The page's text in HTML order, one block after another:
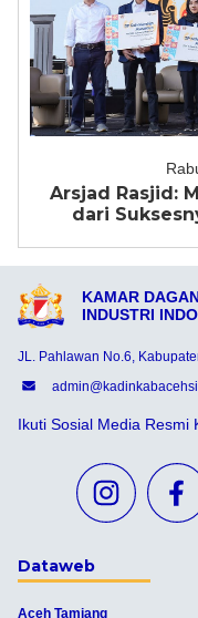
Arsjad Rasjid:
dari
KAMAR
INDUSTRI
JL. Pahlawan No.6,
Ikuti Sosial Media Resmi
Dataweb
Aceh Tamiang